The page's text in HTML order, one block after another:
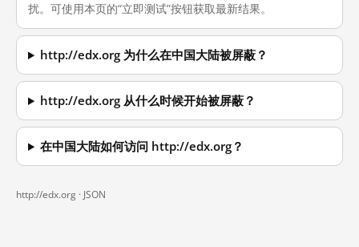
扰。可使用本页的“立即测试”按钮获取最新结果。
http://edx.org 为什么在中国大陆被屏蔽？
http://edx.org 从什么时候开始被屏蔽？
在中国大陆如何访问 http://edx.org？
http://edx.org · JSON